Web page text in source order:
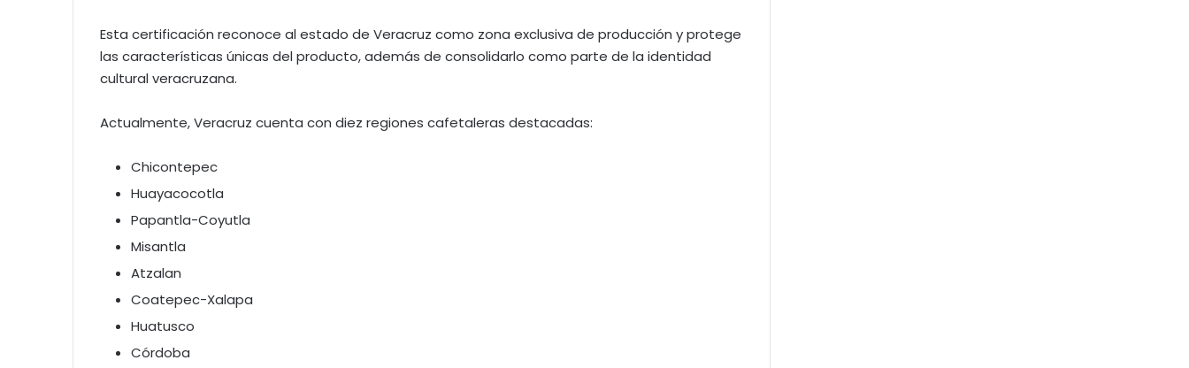
Esta certificación reconoce al estado de Veracruz como zona exclusiva de producción y protege
las características únicas del producto, además de consolidarlo como parte de la identidad
cultural veracruzana.
Actualmente, Veracruz cuenta con diez regiones cafetaleras destacadas:
Chicontepec
Huayacocotla
Papantla-Coyutla
Misantla
Atzalan
Coatepec-Xalapa
Huatusco
Córdoba